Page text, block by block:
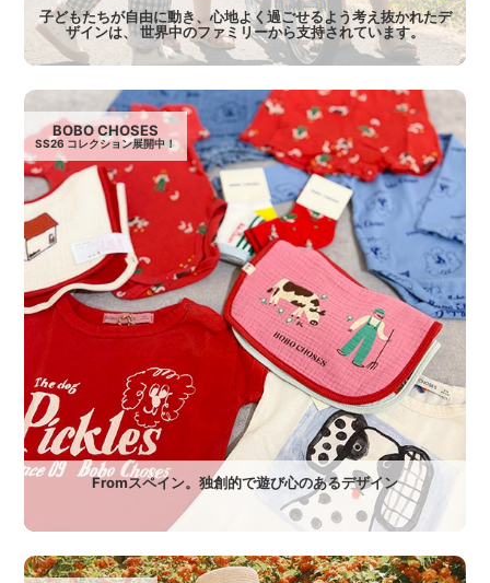
子どもたちが自由に動き、心地よく過ごせるよう考え抜かれたデ
ザインは、 世界中のファミリーから支持されています。
BOBO CHOSES
SS26 コレクション展開中！
Fromスペイン。独創的で遊び心のあるデザイン